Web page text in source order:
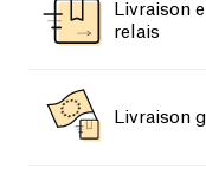
Livraison
relais
Livraison